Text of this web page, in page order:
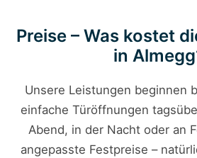
Preise – Was kostet
in
Unsere Leistungen beginnen
einfache Türöffnungen
Abend, in der Nacht oder an
angepasste Festpreise –